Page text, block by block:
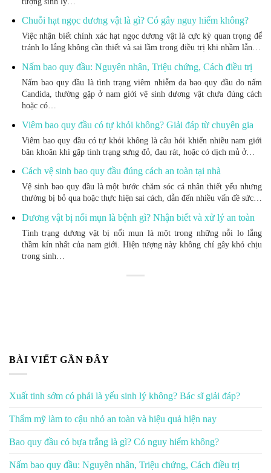
Chuỗi hạt ngọc dương vật là gì? Có gây nguy hiểm không?
Việc nhận biết chính xác hạt ngọc dương vật là cực kỳ quan trọng để
tránh lo lắng không cần thiết và sai lầm trong điều trị khi nhầm lẫn…
Nấm bao quy đầu: Nguyên nhân, Triệu chứng, Cách điều trị
Nấm bao quy đầu là tình trạng viêm nhiễm da bao quy đầu do nấm
Candida, thường gặp ở nam giới vệ sinh dương vật chưa đúng cách
hoặc có…
Viêm bao quy đầu có tự khỏi không? Giải đáp từ chuyên gia
Viêm bao quy đầu có tự khỏi không là câu hỏi khiến nhiều nam giới
băn khoăn khi gặp tình trạng sưng đỏ, đau rát, hoặc có dịch mủ ở…
Cách vệ sinh bao quy đầu đúng cách an toàn tại nhà
Vệ sinh bao quy đầu là một bước chăm sóc cá nhân thiết yếu nhưng
thường bị bỏ qua hoặc thực hiện sai cách, dẫn đến nhiều vấn đề sức…
Dương vật bị nổi mụn là bệnh gì? Nhận biết và xử lý an toàn
Tình trạng dương vật bị nổi mụn là một trong những nỗi lo lắng
thầm kín nhất của nam giới. Hiện tượng này không chỉ gây khó chịu
trong sinh…
BÀI VIẾT GẦN ĐÂY
Xuất tinh sớm có phải là yếu sinh lý không? Bác sĩ giải đáp?
Thẩm mỹ làm to cậu nhỏ an toàn và hiệu quả hiện nay
Bao quy đầu có bựa trắng là gì? Có nguy hiểm không?
Nấm bao quy đầu: Nguyên nhân, Triệu chứng, Cách điều trị